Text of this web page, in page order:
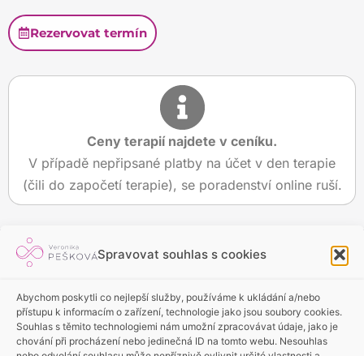
Spravovat souhlas s cookies
Abychom poskytli co nejlepší služby, používáme k ukládání a/nebo
přístupu k informacím o zařízení, technologie jako jsou soubory cookies.
Souhlas s těmito technologiemi nám umožní zpracovávat údaje, jako je
chování při procházení nebo jedinečná ID na tomto webu. Nesouhlas
Rezervovat termín
Ceny terapií najdete v ceníku.
V případě nepřipsané platby na účet v den terapie
(čili do započetí terapie), se poradenství online ruší.
+420 773 682 843
info@veronikapeskova.com